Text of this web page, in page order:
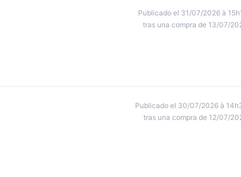
Publicado el 31/07/2026 à
tras una compra de 13/07/
Publicado el 30/07/2026 à
tras una compra de 12/07/